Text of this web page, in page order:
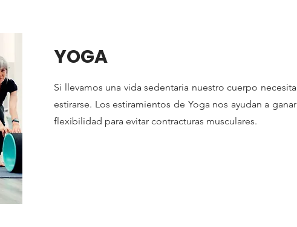
YOGA
Si llevamos una vida sedentaria nuestro cuerpo necesita
estirarse. Los estiramientos de Yoga nos ayudan a ganar
flexibilidad para evitar contracturas musculares.